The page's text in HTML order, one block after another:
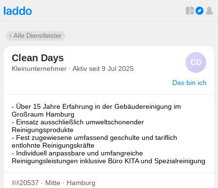
Alle Dienstleister
Clean Days
Kleinunternehmer · Aktiv seit 9 Jul 2025
CD
Das bin ich
- Über 15 Jahre Erfahrung in der Gebäudereinigung im
Großraum Hamburg
- Einsatz ausschließlich umweltschonender
Reinigungsprodukte
- Fest zugewiesene umfassend geschulte und tariflich
entlohnte Reinigungskräfte
- Individuell anpassbare und umfangreiche
Reinigungsleistungen inklusive Büro KITA und Spezialreinigung
20537 · Mitte · Hamburg